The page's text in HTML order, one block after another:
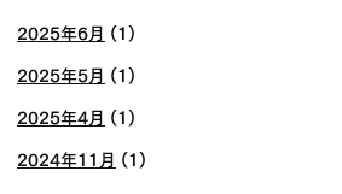
2025年6月 (1)
2025年5月 (1)
2025年4月 (1)
2024年11月 (1)